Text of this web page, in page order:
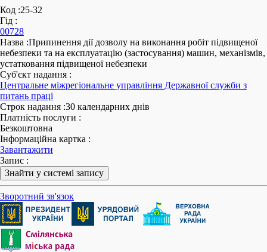
Код :25-32
Гід :
00728
Назва :Припинення дії дозволу на виконання робіт підвищеної
небезпеки та на експлуатацію (застосування) машин, механізмів,
устатковання підвищеної небезпеки
Суб'єкт надання :
Центральне міжрегіональне управління Державної служби з
питань праці
Строк надання :30 календарних днів
Платність послуги :
Безкоштовна
Інформаційна картка :
Завантажити
Запис :
Знайти у системі запису
Зворотний зв'язок